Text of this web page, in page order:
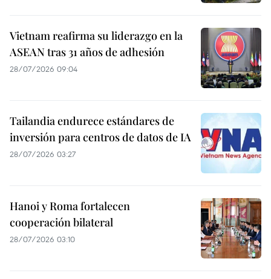
Vietnam reafirma su liderazgo en la
ASEAN tras 31 años de adhesión
28/07/2026 09:04
Tailandia endurece estándares de
inversión para centros de datos de IA
28/07/2026 03:27
Hanoi y Roma fortalecen
cooperación bilateral
28/07/2026 03:10